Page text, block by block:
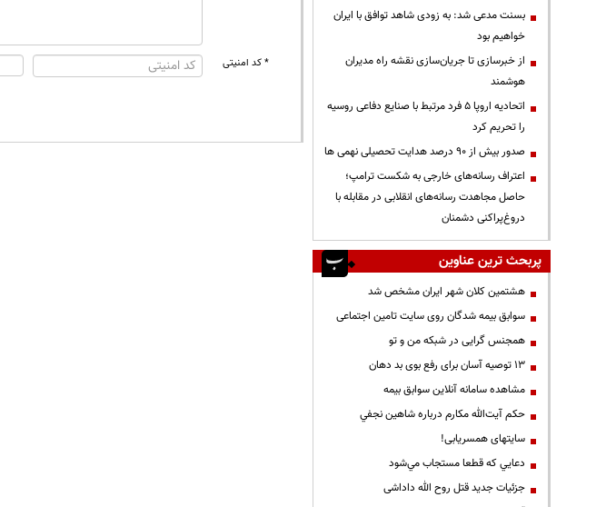
* کد امنیتی
بسنت مدعی شد: به زودی شاهد توافق با ایران
خواهیم بود
از خبرسازی تا جریان‌سازی نقشه راه مدیران
هوشمند
اتحادیه اروپا ۵ فرد مرتبط با صنایع دفاعی روسیه
را تحریم کرد
صدور بیش از ۹۰ درصد هدایت تحصیلی نهمی ها
اعتراف رسانه‌های خارجی به شکست ترامپ؛
حاصل مجاهدت رسانه‌های انقلابی در مقابله با
دروغ‌پراکنی دشمنان
پربحث ترین عناوین
هشتمین کلان شهر ایران مشخص شد
سوابق بیمه شدگان روی سایت تامین اجتماعی
همجنس گرایی در شبکه من و تو
13 توصیه آسان برای رفع بوی بد دهان
مشاهده سامانه آنلاين سوابق بیمه
حكم آيت‌الله مكارم درباره شاهين نجفي
سایتهای همسریابی!
دعايي كه قطعا مستجاب مي‌شود
جزئیات جدید قتل روح الله داداشی